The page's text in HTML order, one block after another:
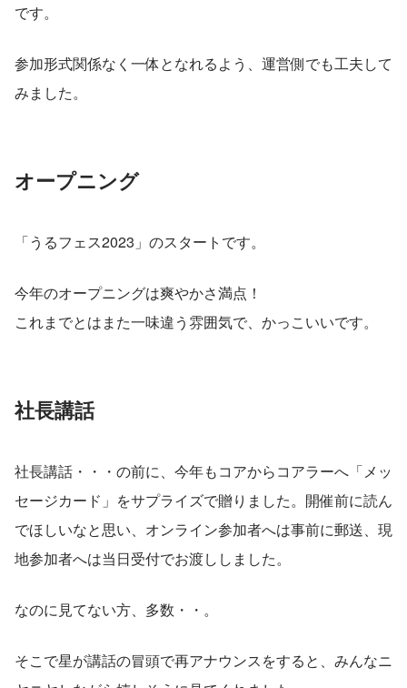
です。
参加形式関係なく一体となれるよう、運営側でも工夫して
みました。
オープニング
「うるフェス2023」のスタートです。
今年のオープニングは爽やかさ満点！
これまでとはまた一味違う雰囲気で、かっこいいです。
社長講話
社長講話・・・の前に、今年もコアからコアラーへ「メッ
セージカード」をサプライズで贈りました。開催前に読ん
でほしいなと思い、オンライン参加者へは事前に郵送、現
地参加者へは当日受付でお渡ししました。
なのに見てない方、多数・・。
そこで星が講話の冒頭で再アナウンスをすると、みんなニ